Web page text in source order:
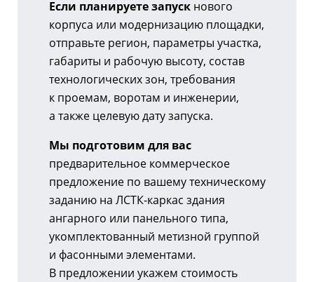
Если планируете запуск нового
корпуса или модернизацию площадки,
отправьте регион, параметры участка,
габариты и рабочую высоту, состав
технологических зон, требования
к проемам, воротам и инженерии,
а также целевую дату запуска.
Мы подготовим для вас
предварительное коммерческое
предложение по вашему техническому
заданию на ЛСТК-каркас здания
ангарного или панельного типа,
укомплектованный метизной группой
и фасонными элементами.
В предложении укажем стоимость